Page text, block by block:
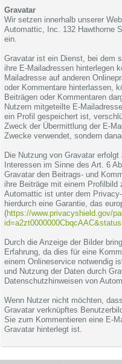
Gravatar
Wir setzen innerhalb unserer
Automattic, Inc. 132 Hawthorne
ein.
Gravatar ist ein Dienst, bei dem
ihre E-Mailadressen hinterlegen
Mailadresse auf anderen
oder Kommentare hinterlassen,
Beiträgen oder Kommentaren
Nutzern mitgeteilte E-
ein Profil gespeichert ist,
Zweck der Übermittlung der E-
Zwecke verwendet, sondern
Die Nutzung von Gravatar
Interessen im Sinne des Art. 6
Gravatar den Beitrags- und
ihre Beiträge mit einem Profilbild
Automattic ist unter dem
hierdurch eine Garantie, das
(https://www.privacyshield.gov/
Durch die Anzeige der Bilder
Erfahrung, da dies für eine
einem Onlineservice notwendig
und Nutzung der Daten durch
Datenschutzhinweisen von
Wenn Nutzer nicht möchten,
Gravatar verknüpftes
Sie zum Kommentieren eine E-
Gravatar hinterlegt ist.